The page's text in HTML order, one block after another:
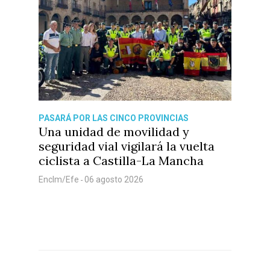
PASARÁ POR LAS CINCO PROVINCIAS
Una unidad de movilidad y
seguridad vial vigilará la vuelta
ciclista a Castilla-La Mancha
Enclm/Efe - 06 agosto 2026
Planeta Rural
Especiales
Política
Galerías